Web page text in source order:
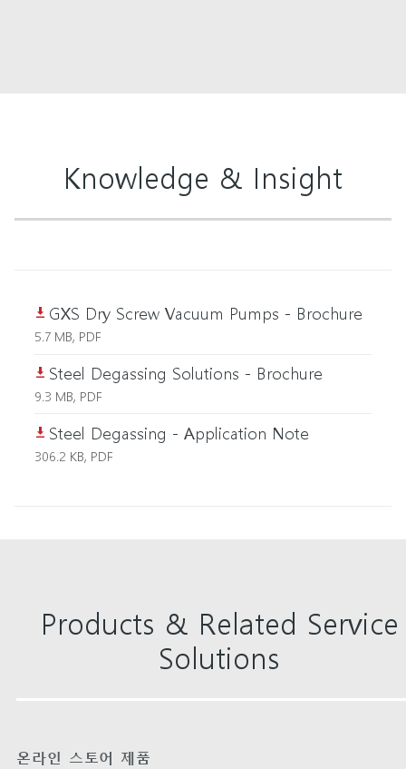
Knowledge & Insight
GXS Dry Screw Vacuum Pumps - Brochure
5.7 MB, PDF
Steel Degassing Solutions - Brochure
9.3 MB, PDF
Steel Degassing - Application Note
306.2 KB, PDF
Products & Related Service
Solutions
온라인 스토어 제품